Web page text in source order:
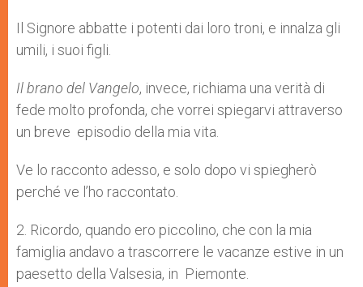
Il Signore abbatte i potenti dai loro troni, e innalza gli
umili, i suoi figli.
Il brano del Vangelo, invece, richiama una verità di
fede molto profonda, che vorrei spiegarvi attraverso
un breve episodio della mia vita.
Ve lo racconto adesso, e solo dopo vi spiegherò
perché ve l’ho raccontato.
2. Ricordo, quando ero piccolino, che con la mia
famiglia andavo a trascorrere le vacanze estive in un
paesetto della Valsesia, in Piemonte.